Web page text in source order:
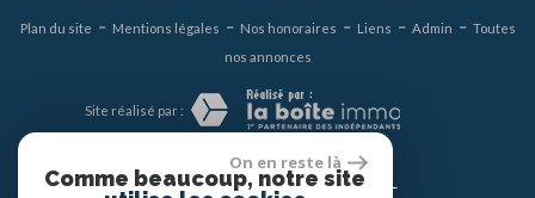
Plan du site - Mentions légales - Nos honoraires - Liens - Admin - Toutes
nos annonces
Site réalisé par :
Nous suivre
On en reste là
Comme beaucoup, notre site